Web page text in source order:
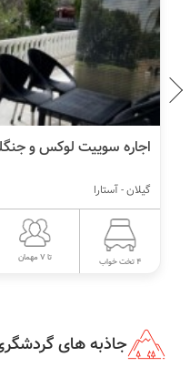
اجاره سوییت لوکس و
گیلان - آستارا
4 تخت خواب تا 7 مهمان
جاذبه های